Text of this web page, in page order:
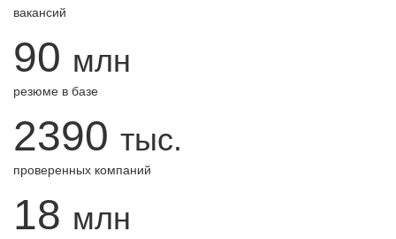
вакансий
90 млн
резюме в базе
2390 тыс.
проверенных компаний
18 млн